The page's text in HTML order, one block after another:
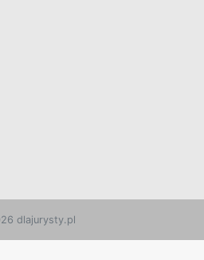
dlajurysty.pl